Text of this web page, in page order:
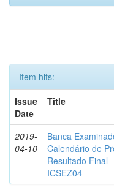
Item hits:
Issue
Date
Title
2019-
04-10
Banca
Calendário de
Resultado Final
ICSEZ04